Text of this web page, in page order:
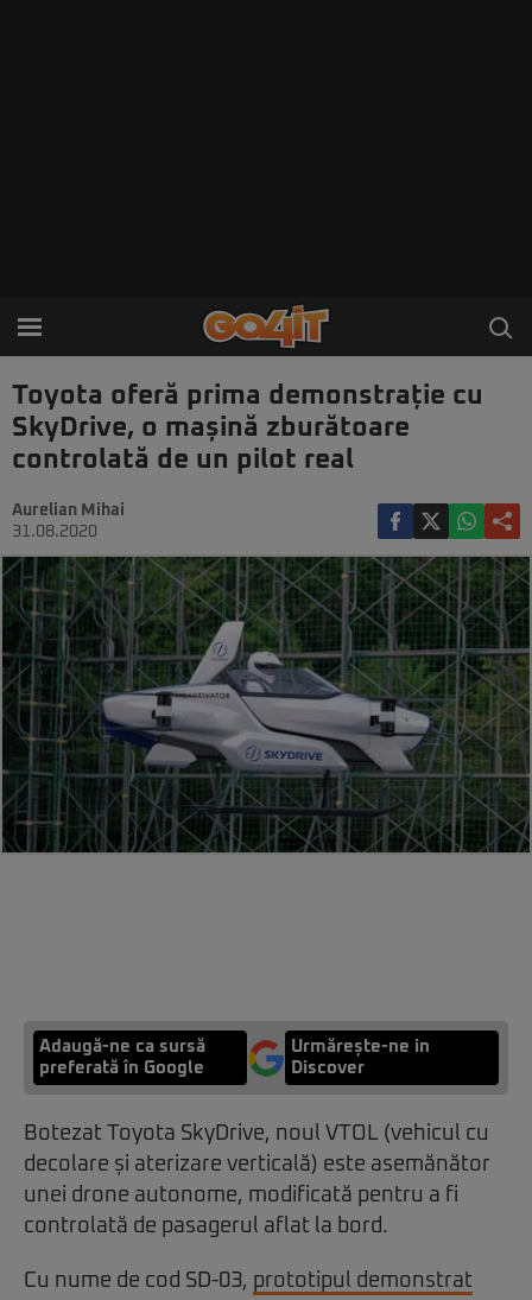
Toyota oferă prima demonstrație cu
SkyDrive, o mașină zburătoare
controlată de un pilot real
Aurelian Mihai
31.08.2020
Adaugă-ne ca sursă
preferată în Google
Urmărește-ne in
Discover
Botezat Toyota SkyDrive, noul VTOL (vehicul cu
decolare și aterizare verticală) este asemănător
unei drone autonome, modificată pentru a fi
controlată de pasagerul aflat la bord.
Cu nume de cod SD-03, prototipul demonstrat